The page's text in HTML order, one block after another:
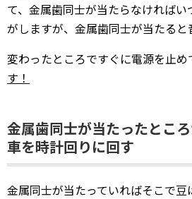
て、金属歯同士が当たらなければ
がしますが、金属歯同士が当たると
変わったところですぐに電源を止め
す！
金属歯同士が当たったとこ
車を時計回りに回す
金属同士が当たっていればそこで豆